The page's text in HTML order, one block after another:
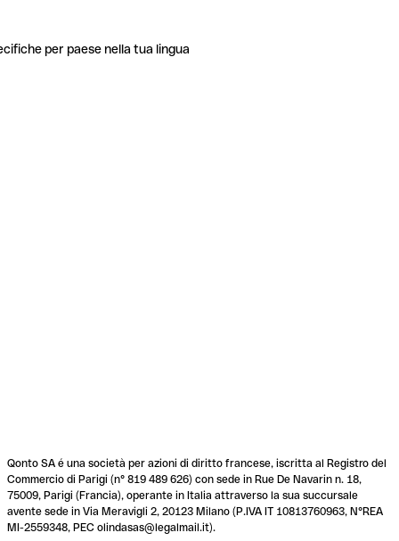
per paese nella tua lingua
Qonto SA é una società per azioni di diritto francese, iscritta al Registro del
Commercio di Parigi (n° 819 489 626) con sede in Rue De Navarin n. 18,
75009, Parigi (Francia), operante in Italia attraverso la sua succursale
avente sede in Via Meravigli 2, 20123 Milano (P.IVA IT 10813760963, N°REA
MI-2559348, PEC olindasas@legalmail.it).